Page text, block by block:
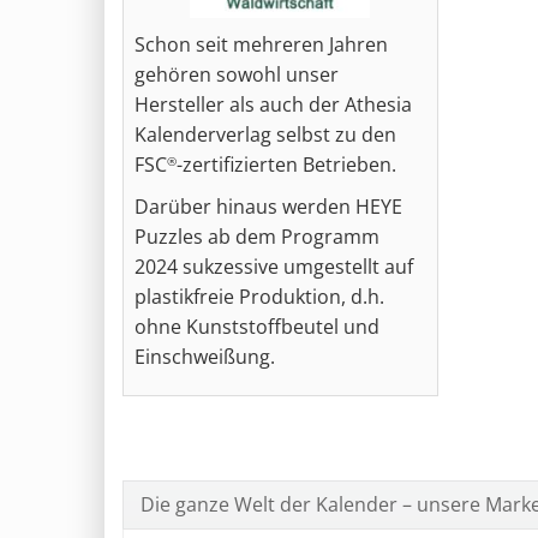
Schon seit mehreren Jahren
gehören sowohl unser
Hersteller als auch der Athesia
Kalenderverlag selbst zu den
FSC®-zertifizierten Betrieben.
Darüber hinaus werden HEYE
Puzzles ab dem Programm
2024 sukzessive umgestellt auf
plastikfreie Produktion, d.h.
ohne Kunststoffbeutel und
Einschweißung.
Die ganze Welt der Kalender – unsere